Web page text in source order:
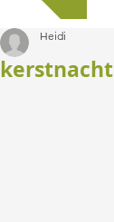
kerstnacht
Heidi